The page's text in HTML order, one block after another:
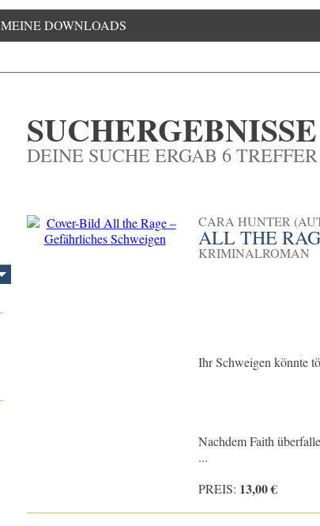
MEINE DOWNLOADS
SUCHERGEBNISSE
DEINE SUCHE ERGAB 6 TREFFER
CARA HUNTER
ALL THE
KRIMINALROMAN
Ihr Schweigen könnte
Nachdem Faith
...
PREIS: 13,00 €